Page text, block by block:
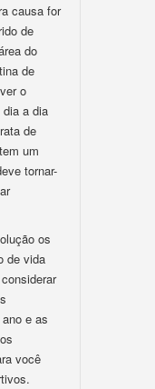
causa for
de
do
de
o
a dia
de
um
tornar-
os
de vida
e as
você